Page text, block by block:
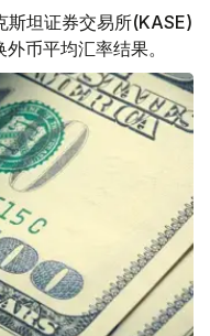
斯坦证券交易所(KASE)
币平均汇率结果。